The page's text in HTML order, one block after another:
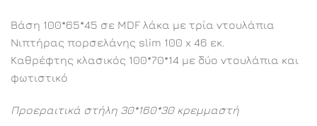
Βάση 100*65*45 σε MDF λάκα με τρία ντουλάπια
Νιπτήρας πορσελάνης slim 100 x 46 εκ.
Καθρέφτης κλασικός 100*70*14 με δύο ντουλάπια και
φωτιστικό
Προεραιτικά στήλη 30*160*30 κρεμμαστή